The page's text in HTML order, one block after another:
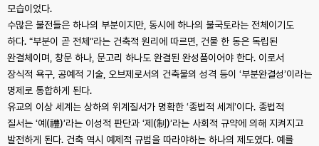
모습이었다.
수많은 불전들은 하나의 부분이지만, 동시에 하나의 불국토라는 전체이기도
하다. “부분이 곧 전체”라는 건축적 원리에 따르면, 건물 한 동은 독립된
완결체이며, 창문 하나, 문고리 하나도 완결된 완성품이어야 한다. 이로서
장식적 욕구, 공예적 기술, 오브제로서의 건축물의 성격 등이 ‘부분완결성’이라는
명제로 통합하게 된다.
유교의 이상 세계는 상하의 위계질서가 명확한 ‘종법적 세계’이다. 종법적
질서는 ‘예(禮)’라는 이성적 판단과 ‘제(制)’라는 사회적 규약에 의해 지켜지고
발전하게 된다. 건축 역시 예제적 규범을 따라야하는 하나의 제도였다. 예를